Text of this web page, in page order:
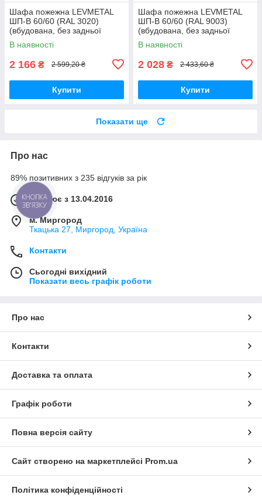
Шафа пожежна LEVMETAL
ШП-В 60/60 (RAL 3020)
(вбудована, без задньої
стінки, червона, 600х600х230
мм)
В наявності
2 166 ₴ 2 599,20 ₴
Купити
Шафа пожежна LEVMETAL
ШП-В 60/60 (RAL 9003)
(вбудована, без задньої
стінки, біла, 600х600х230 мм)
В наявності
2 028 ₴ 2 433,60 ₴
Купити
Показати ще
Про нас
89% позитивних з 235 відгуків за рік
Працює з 13.04.2016
м. Миргород
Ткацька 27, Миргород, Україна
Контакти
Сьогодні вихідний
Показати весь графік роботи
Про нас
Контакти
Доставка та оплата
Графік роботи
Повна версія сайту
Сайт створено на маркетплейсі Prom.ua
Політика конфіденційності
КНОПКА
ЗВ'ЯЗКУ